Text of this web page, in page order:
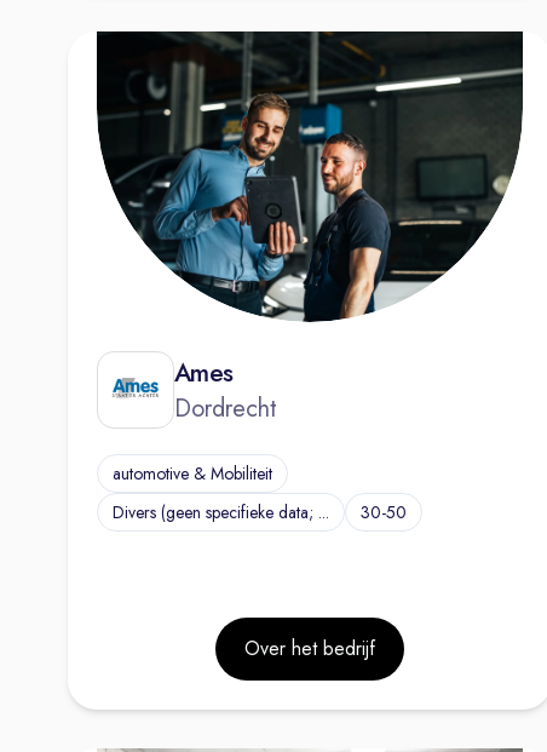
Ames
Dordrecht
automotive & Mobiliteit
Divers (geen specifieke data; ...
30-50
Over het bedrijf